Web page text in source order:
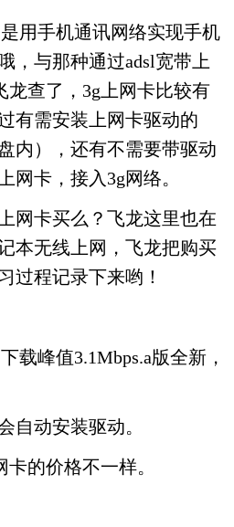
用手机通讯网络实现手机
，与那种通过adsl宽带上
查了，3g上网卡比较有
有需安装上网卡驱动的
内），还有不需要带驱动
网卡，接入3g网络。
网卡买么？飞龙这里也在
本无线上网，飞龙把购买
过程记录下来哟！
载峰值3.1Mbps.a版全新，
自动安装驱动。
的价格不一样。